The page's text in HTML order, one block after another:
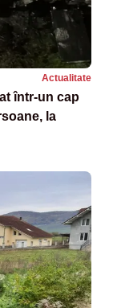
Actualitate
într-un cap
la